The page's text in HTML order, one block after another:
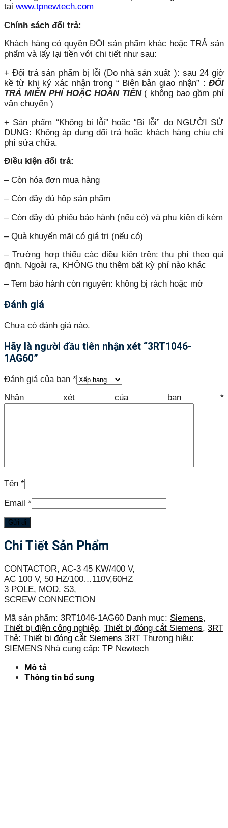
tại www.tpnewtech.com
Chính sách đổi trả:
Khách hàng có quyền ĐỔI sản phẩm khác hoặc TRẢ sản
phẩm và lấy lại tiền với chi tiết như sau:
+ Đổi trả sản phẩm bị lỗi (Do nhà sản xuất ): sau 24 giờ
kề từ khi ký xác nhận trong “ Biên bản giao nhận” : ĐỔI
TRẢ MIỄN PHÍ HOẶC HOÀN TIỀN( không bao gồm phí
vận chuyển )
+ Sản phẩm “Không bị lỗi” hoặc “Bị lỗi” do NGƯỜI SỬ
DỤNG: Không áp dụng đổi trả hoặc khách hàng chịu chi
phí sửa chữa.
Điều kiện đổi trả:
– Còn hóa đơn mua hàng
– Còn đầy đủ hộp sản phẩm
– Còn đầy đủ phiếu bảo hành (nếu có) và phụ kiện đi kèm
– Quà khuyến mãi có giá trị (nếu có)
– Trường hợp thiếu các điều kiện trên: thu phí theo qui
định. Ngoài ra, KHÔNG thu thêm bất kỳ phí nào khác
– Tem bảo hành còn nguyên: không bị rách hoặc mờ
Đánh giá
Chưa có đánh giá nào.
Hãy là người đầu tiên nhận xét “3RT1046-
1AG60”
Đánh giá của bạn *
Nhận xét của bạn *
Tên *
Email *
Chi Tiết Sản Phẩm
CONTACTOR, AC-3 45 KW/400 V,
AC 100 V, 50 HZ/100…110V,60HZ
3 POLE, MOD. S3,
SCREW CONNECTION
Mã sản phẩm: 3RT1046-1AG60 Danh mục: Siemens,
Thiết bị điện công nghiệp, Thiết bị đóng cắt Siemens, 3RT
Thẻ: Thiết bị đóng cắt Siemens 3RT Thương hiệu:
SIEMENS Nhà cung cấp: TP Newtech
Mô tả
Thông tin bổ sung